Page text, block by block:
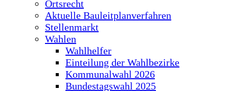
Ortsrecht
Aktuelle Bauleitplanverfahren
Stellenmarkt
Wahlen
Wahlhelfer
Einteilung der Wahlbezirke
Kommunalwahl 2026
Bundestagswahl 2025